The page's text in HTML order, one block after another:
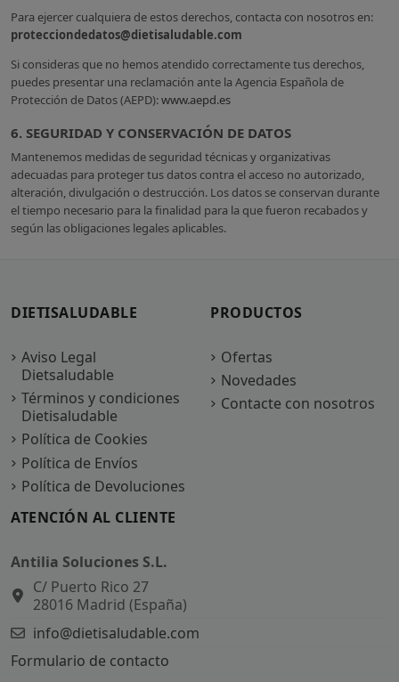
Para ejercer cualquiera de estos derechos, contacta con nosotros en:
protecciondedatos@dietisaludable.com
Si consideras que no hemos atendido correctamente tus derechos,
puedes presentar una reclamación ante la Agencia Española de
Protección de Datos (AEPD):www.aepd.es
6. SEGURIDAD Y CONSERVACIÓN DE DATOS
Mantenemos medidas de seguridad técnicas y organizativas
adecuadas para proteger tus datos contra el acceso no autorizado,
alteración, divulgación o destrucción. Los datos se conservan durante
el tiempo necesario para la finalidad para la que fueron recabados y
según las obligaciones legales aplicables.
DIETISALUDABLE
Aviso Legal
Dietsaludable
Términos y condiciones
Dietisaludable
Política de Cookies
Política de Envíos
Política de Devoluciones
PRODUCTOS
Ofertas
Novedades
Contacte con nosotros
ATENCIÓN AL CLIENTE
Antilia Soluciones S.L.
C/ Puerto Rico 27
28016 Madrid (España)
info@dietisaludable.com
Formulario de contacto